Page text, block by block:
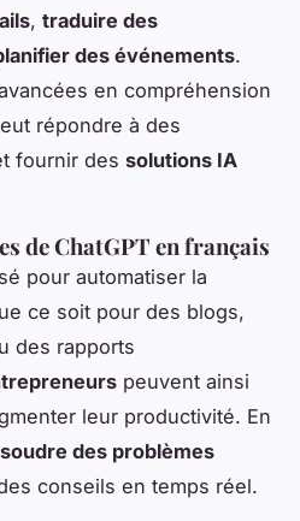
, traduire des
des événements.
en compréhension
répondre à des
fournir des solutions IA
de ChatGPT en français
pour automatiser la
ce soit pour des blogs,
des rapports
peuvent ainsi
leur productivité. En
des problèmes
conseils en temps réel.